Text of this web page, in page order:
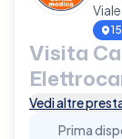
Visita
Vedi altre
Prima